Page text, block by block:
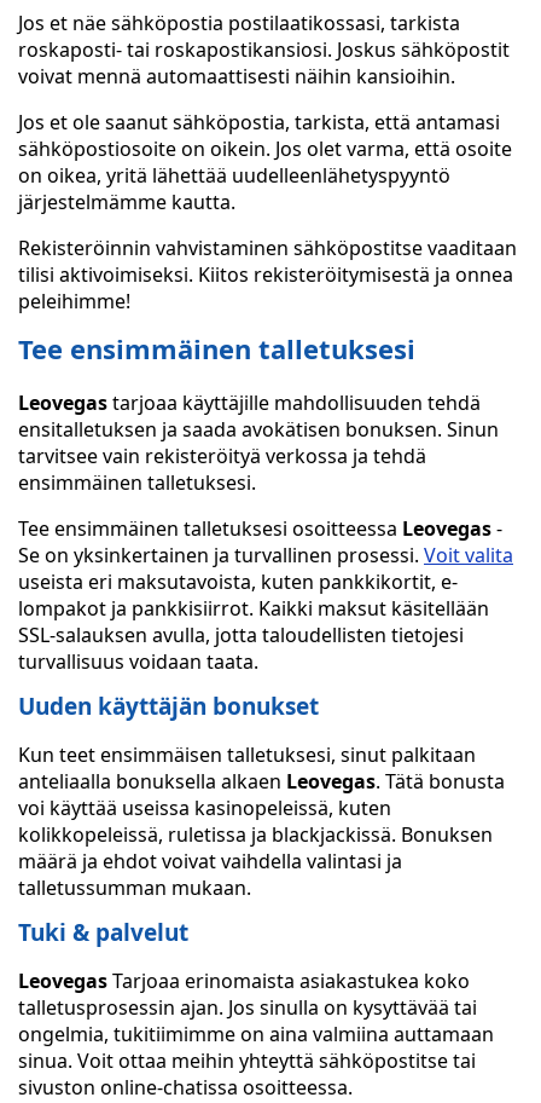
Jos et näe sähköpostia postilaatikossasi, tarkista
roskaposti- tai roskapostikansiosi. Joskus sähköpostit
voivat mennä automaattisesti näihin kansioihin.
Jos et ole saanut sähköpostia, tarkista, että antamasi
sähköpostiosoite on oikein. Jos olet varma, että osoite
on oikea, yritä lähettää uudelleenlähetyspyyntö
järjestelmämme kautta.
Rekisteröinnin vahvistaminen sähköpostitse vaaditaan
tilisi aktivoimiseksi. Kiitos rekisteröitymisestä ja onnea
peleihimme!
Tee ensimmäinen talletuksesi
Leovegastarjoaa käyttäjille mahdollisuuden tehdä
ensitalletuksen ja saada avokätisen bonuksen. Sinun
tarvitsee vain rekisteröityä verkossa ja tehdä
ensimmäinen talletuksesi.
Tee ensimmäinen talletuksesi osoitteessa Leovegas-
Se on yksinkertainen ja turvallinen prosessi. Voit valita
useista eri maksutavoista, kuten pankkikortit, e-
lompakot ja pankkisiirrot. Kaikki maksut käsitellään
SSL-salauksen avulla, jotta taloudellisten tietojesi
turvallisuus voidaan taata.
Uuden käyttäjän bonukset
Kun teet ensimmäisen talletuksesi, sinut palkitaan
anteliaalla bonuksella alkaen Leovegas. Tätä bonusta
voi käyttää useissa kasinopeleissä, kuten
kolikkopeleissä, ruletissa ja blackjackissä. Bonuksen
määrä ja ehdot voivat vaihdella valintasi ja
talletussumman mukaan.
Tuki & palvelut
LeovegasTarjoaa erinomaista asiakastukea koko
talletusprosessin ajan. Jos sinulla on kysyttävää tai
ongelmia, tukitiimimme on aina valmiina auttamaan
sinua. Voit ottaa meihin yhteyttä sähköpostitse tai
sivuston online-chatissa osoitteessa.